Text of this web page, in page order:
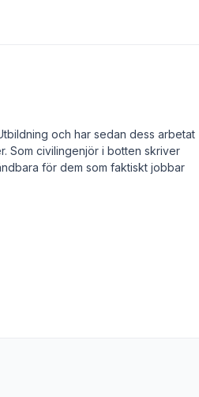
och har sedan dess arbetat
Som civilingenjör i botten skriver
för dem som faktiskt jobbar